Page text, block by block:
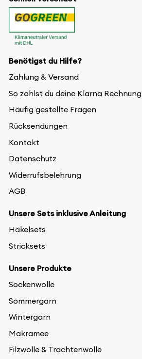
Benötigst du Hilfe?
Zahlung & Versand
So zahlst du deine Klarna Rechnung
Häufig gestellte Fragen
Rücksendungen
Kontakt
Datenschutz
Widerrufsbelehrung
AGB
Unsere Sets inklusive Anleitung
Häkelsets
Stricksets
Unsere Produkte
Sockenwolle
Sommergarn
Wintergarn
Makramee
Filzwolle & Trachtenwolle